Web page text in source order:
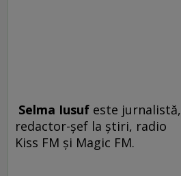
Selma Iusuf este jurnalistă,
redactor-șef la știri, radio
Kiss FM și Magic FM.